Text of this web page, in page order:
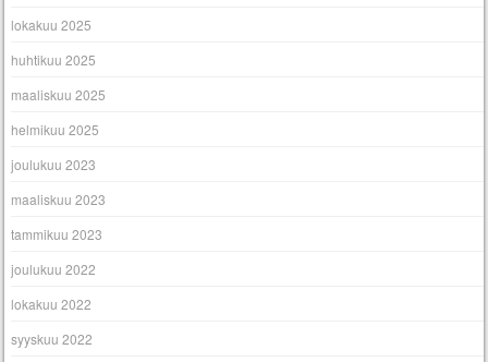
lokakuu 2025
huhtikuu 2025
maaliskuu 2025
helmikuu 2025
joulukuu 2023
maaliskuu 2023
tammikuu 2023
joulukuu 2022
lokakuu 2022
syyskuu 2022